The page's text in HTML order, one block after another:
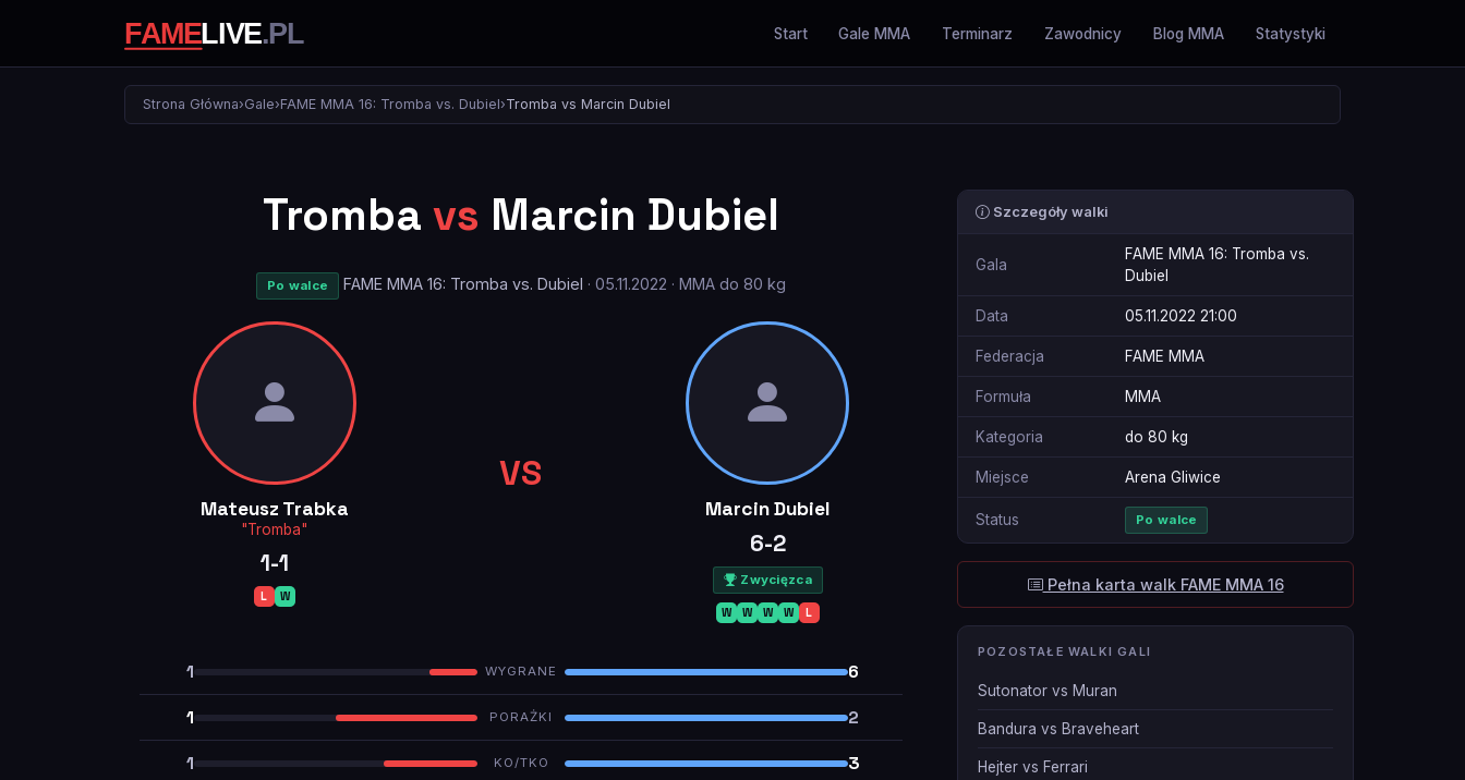
Start Gale MMA Terminarz Zawodnicy Blog MMA Statystyki
Strona Główna›Gale›FAME MMA 16: Tromba vs. Dubiel›Tromba vs Marcin Dubiel
Tromba vs Marcin Dubiel
Po walce FAME MMA 16: Tromba vs. Dubiel · 05.11.2022 · MMA do 80 kg
Mateusz Trabka
"Tromba"
1-1
L W
VS
Marcin Dubiel
6-2
Zwycięzca
W W W W L
1 WYGRANE
6
1
PORAŻKI
2
1
KO/TKO
3
Szczegóły walki
Gala
FAME MMA 16: Tromba vs.
Dubiel
Data 05.11.2022 21:00
Federacja FAME MMA
Formuła MMA
Kategoria do 80 kg
Miejsce Arena Gliwice
Status Po walce
Pełna karta walk FAME MMA 16
POZOSTAŁE WALKI GALI
Sutonator vs Muran
Bandura vs Braveheart
Hejter vs Ferrari